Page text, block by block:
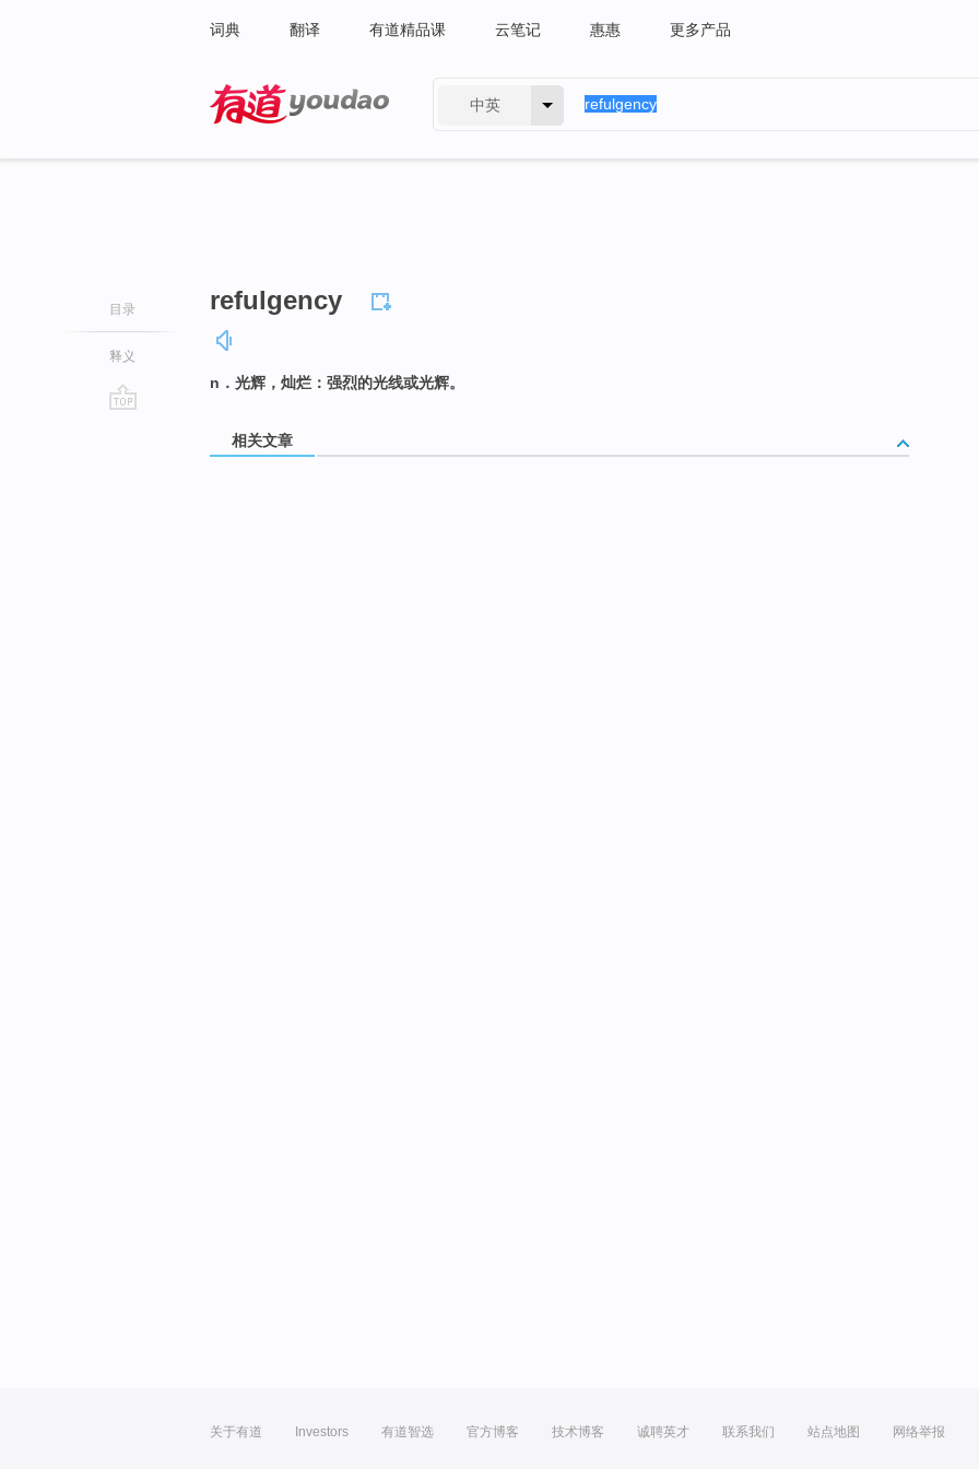
词典 翻译 有道精品课 云笔记 惠惠 更多产品
中英
目录
释义
refulgency
n．光辉，灿烂：强烈的光线或光辉。
相关文章
关于有道 Investors 有道智选 官方博客 技术博客 诚聘英才 联系我们 站点地图 网络举报